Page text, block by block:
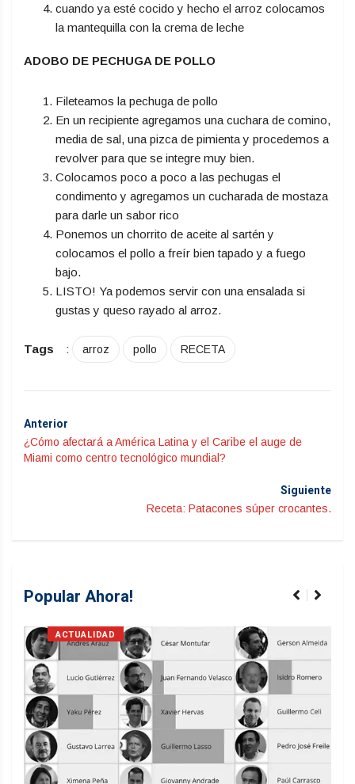
cuando ya esté cocido y hecho el arroz colocamos
la mantequilla con la crema de leche
ADOBO DE PECHUGA DE POLLO
Fileteamos la pechuga de pollo
En un recipiente agregamos una cuchara de comino,
media de sal, una pizca de pimienta y procedemos a
revolver para que se integre muy bien.
Colocamos poco a poco a las pechugas el
condimento y agregamos un cucharada de mostaza
para darle un sabor rico
Ponemos un chorrito de aceite al sartén y
colocamos el pollo a freír bien tapado y a fuego
bajo.
LISTO! Ya podemos servir con una ensalada si
gustas y queso rayado al arroz.
Tags : arroz pollo RECETA
Anterior
¿Cómo afectará a América Latina y el Caribe el auge de
Miami como centro tecnológico mundial?
Siguiente
Receta: Patacones súper crocantes.
Popular Ahora!
ACTUALIDAD